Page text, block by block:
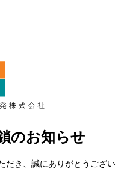
のお知らせ
だき、誠にありがとうござい